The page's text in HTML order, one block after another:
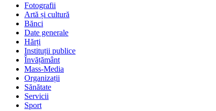
Fotografii
Artă și cultură
Bănci
Date generale
Hărți
Instituții publice
Învățământ
Mass-Media
Organizații
Sănătate
Servicii
Sport